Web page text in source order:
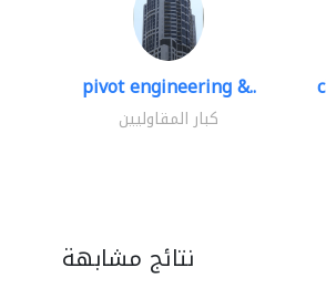
pivot engineering &..
كبار المقاوليين
نتائج مشابهة